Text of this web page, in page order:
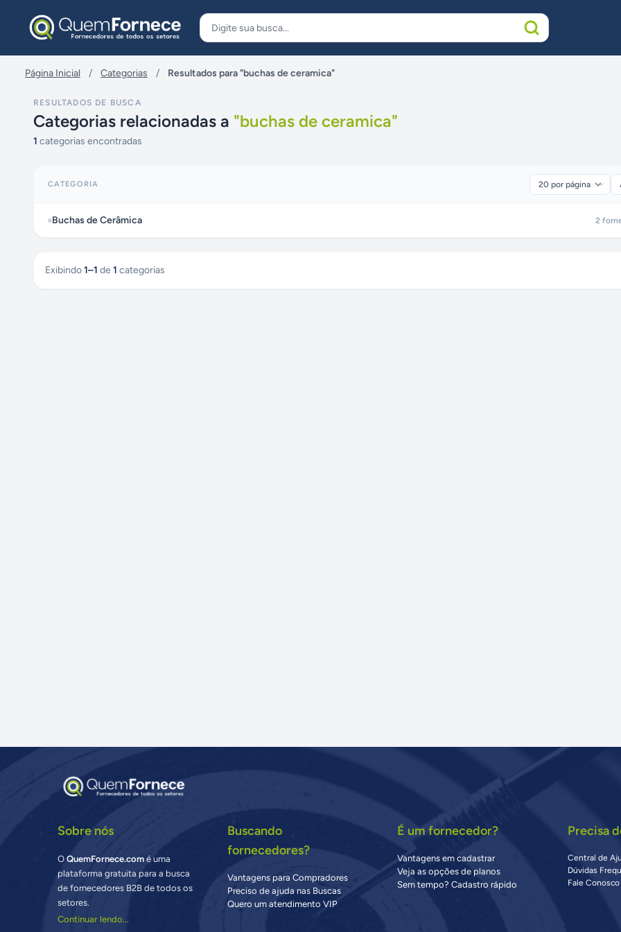
Página Inicial / Categorias / Resultados para "buchas de ceramica"
RESULTADOS DE BUSCA
Categorias relacionadas a "buchas de ceramica"
1 categorias encontradas
CATEGORIA
Buchas de Cerâmica 2
Exibindo1–1 de 1 categorias
Sobre nós
OQuemFornece.com é uma
plataforma gratuita para a busca
de fornecedores B2B de todos os
setores.
Continuar lendo...
Buscando
fornecedores?
Vantagens para Compradores
Preciso de ajuda nas Buscas
Quero um atendimento VIP
É um fornecedor?
Vantagens em cadastrar
Veja as opções de planos
Sem tempo? Cadastro rápido
Precisa
Central de
Dúvidas
Fale Conosco